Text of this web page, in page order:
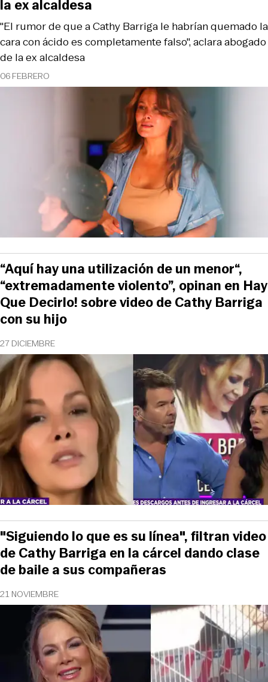
06 FEBRERO
"El rumor de que a Cathy Barriga le habrían quemado la
cara con ácido es completamente falso", aclara abogado
de la ex alcaldesa
la ex alcaldesa
27 DICIEMBRE
“Aquí hay una utilización de un menor“,
“extremadamente violento”, opinan en Hay
Que Decirlo! sobre video de Cathy Barriga
con su hijo
21 NOVIEMBRE
"Siguiendo lo que es su línea", filtran video
de Cathy Barriga en la cárcel dando clase
de baile a sus compañeras